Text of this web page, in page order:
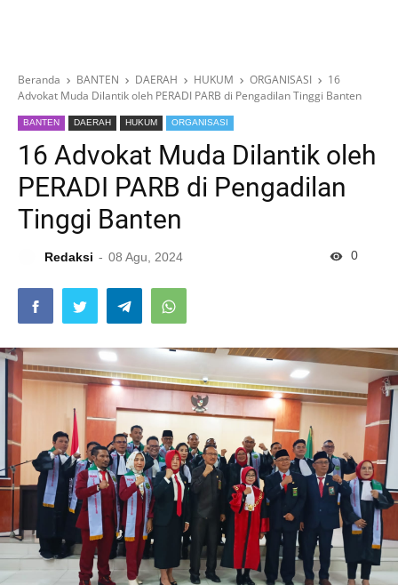
Beranda BANTEN DAERAH HUKUM ORGANISASI
16
Advokat Muda Dilantik oleh PERADI PARB di Pengadilan Tinggi Banten
BANTEN DAERAH HUKUM ORGANISASI
16 Advokat Muda Dilantik oleh
PERADI PARB di Pengadilan
Tinggi Banten
Redaksi 08 Agu, 2024 0